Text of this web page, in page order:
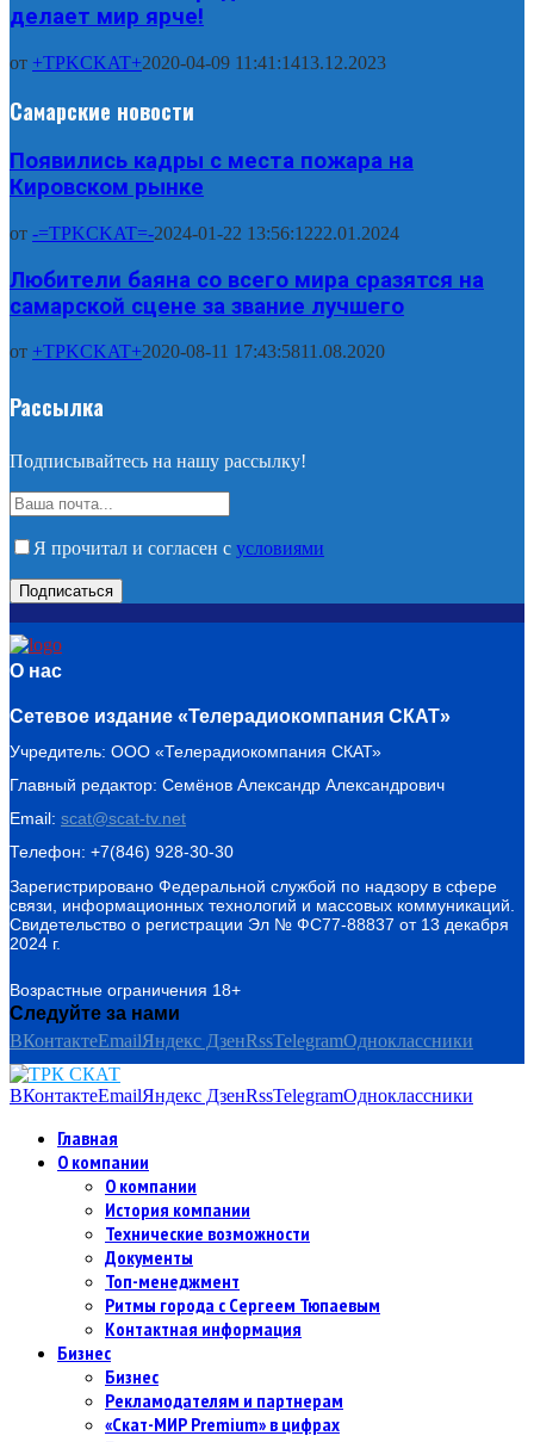
делает мир ярче!
от +TPKCKAT+2020-04-09 11:41:1413.12.2023
Самарские новости
Появились кадры с места пожара на
Кировском рынке
от -=TPKCKAT=-2024-01-22 13:56:1222.01.2024
Любители баяна со всего мира сразятся на
самарской сцене за звание лучшего
от +TPKCKAT+2020-08-11 17:43:5811.08.2020
Рассылка
Подписывайтесь на нашу рассылку!
Я прочитал и согласен с условиями
О нас
Сетевое издание «Телерадиокомпания СКАТ»
Учредитель: ООО «Телерадиокомпания СКАТ»
Главный редактор: Семёнов Александр Александрович
Email: scat@scat-tv.net
Телефон: +7(846) 928-30-30
Зарегистрировано Федеральной службой по надзору в сфере
связи, информационных технологий и массовых коммуникаций.
Свидетельство о регистрации Эл № ФС77-88837 от 13 декабря
2024 г.
Возрастные ограничения 18+
Следуйте за нами
ВКонтактеEmailЯндекс ДзенRssTelegramОдноклассники
ВКонтактеEmailЯндекс ДзенRssTelegramОдноклассники
Главная
О компании
О компании
История компании
Технические возможности
Документы
Топ-менеджмент
Ритмы города с Сергеем Тюпаевым
Контактная информация
Бизнес
Бизнес
Рекламодателям и партнерам
«Скат-МИР Premium» в цифрах